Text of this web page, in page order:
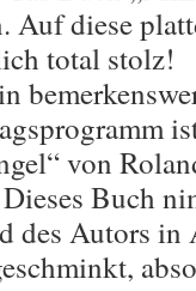
Auf diese
total stolz!
von
Buch
des Autors